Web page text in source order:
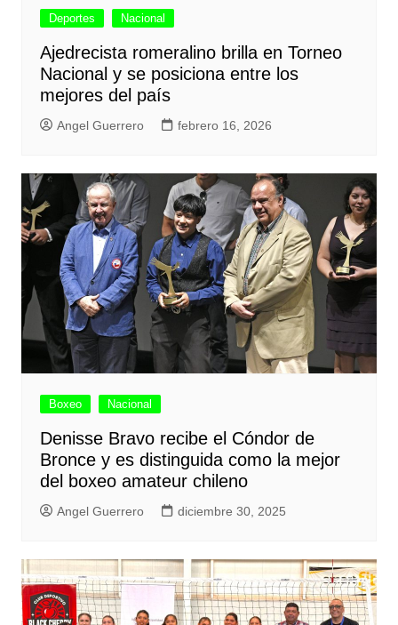
Deportes Nacional
Ajedrecista romeralino brilla en Torneo
Nacional y se posiciona entre los
mejores del país
Angel Guerrero febrero 16, 2026
Boxeo Nacional
Denisse Bravo recibe el Cóndor de
Bronce y es distinguida como la mejor
del boxeo amateur chileno
Angel Guerrero diciembre 30, 2025